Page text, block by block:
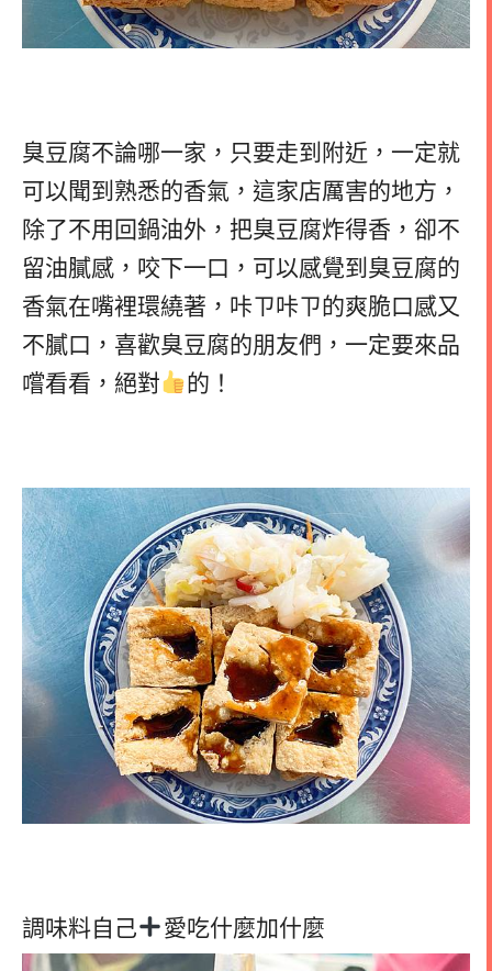
臭豆腐不論哪一家，只要走到附近，一定就
可以聞到熟悉的香氣，這家店厲害的地方，
除了不用回鍋油外，把臭豆腐炸得香，卻不
留油膩感，咬下一口，可以感覺到臭豆腐的
香氣在嘴裡環繞著，咔ㄗ咔ㄗ的爽脆口感又
不膩口，喜歡臭豆腐的朋友們，一定要來品
嚐看看，絕對
的！
調味料自己 愛吃什麼加什麼